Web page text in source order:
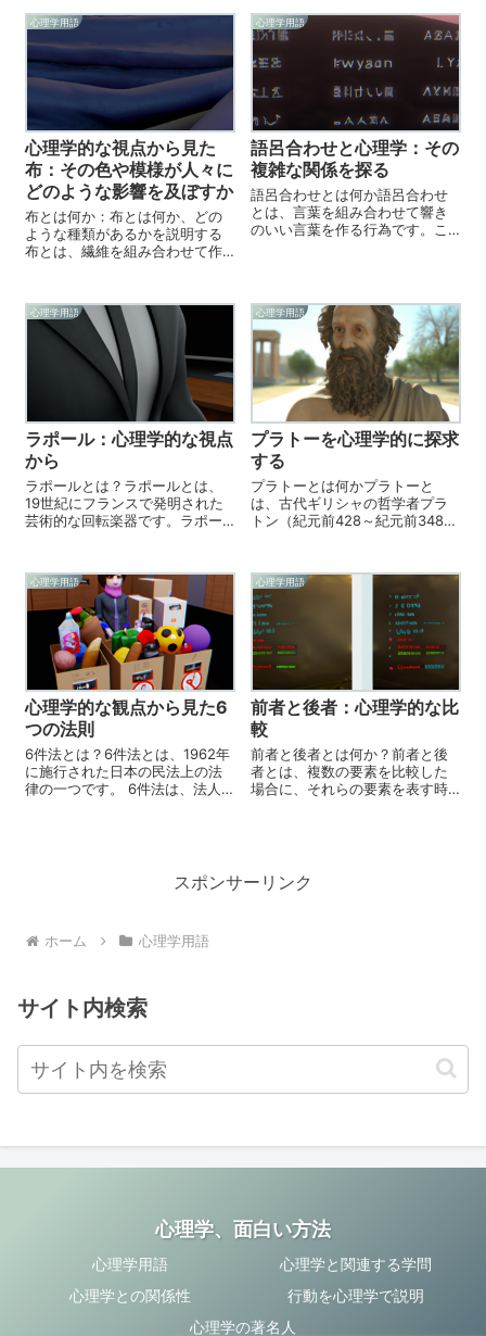
心理学用語
心理学的な視点から見た
布：その色や模様が人々に
どのような影響を及ぼすか
布とは何か：布とは何か、どの
ような種類があるかを説明する
布とは、繊維を組み合わせて作
特徴を持っています。布の種類
としては、ナイロン、コット
ン、ポリエステル、アクリルな
どがあります。ナイ...
心理学用語
語呂合わせと心理学：その
複雑な関係を探る
語呂合わせとは何か語呂合わせ
とは、言葉を組み合わせて響き
のいい言葉を作る行為です。こ
せは、日本語の発音を考慮し
て、2つ以上の言葉を組み合わせ
る行為です。例え...
心理学用語
ラポール：心理学的な視点
から
ラポールとは？ラポールとは、
19世紀にフランスで発明された
芸術的な回転楽器です。ラポー
けた床を持つ楽器です。床に
は、複数の細い板が異なる長さ
で縦横に設置されています。こ
れらの板には、弓...
心理学用語
プラトーを心理学的に探求
する
プラトーとは何かプラトーと
は、古代ギリシャの哲学者プラ
トン（紀元前428～紀元前348
テナイ哲学派を代表する哲学者
で、彼の思想は、ギリシャ哲学
史の中で最も重要な位置を占め
ています。プラ...
心理学用語
心理学的な観点から見た6
つの法則
6件法とは？6件法とは、1962年
に施行された日本の民法上の法
律の一つです。 6件法は、法人
で、設立者の皆様が設立手続き
心理学用語
前者と後者：心理学的な比
較
前者と後者とは何か？前者と後
者とは、複数の要素を比較した
場合に、それらの要素を表す時
者」はBを表しています。前者と
後者を使...
スポンサーリンク
ホーム 心理学用語
サイト内検索
心理学、面白い方法
心理学用語
心理学と関連する学問
心理学との関係性
行動を心理学で説明
心理学の著名人